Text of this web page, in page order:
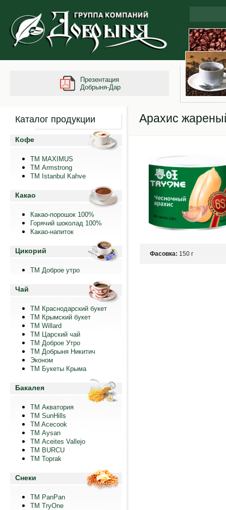
Презентация
Добрыня-Дар
Каталог продукции
Кофе
ТМ MAXIMUS
ТМ Armstrong
TM Istanbul Kahve
Какао
Какао-порошок 100%
Горячий шоколад 100%
Какао-напиток
Цикорий
ТМ Доброе утро
Чай
ТМ Краснодарский букет
ТМ Крымский букет
ТМ Willard
ТМ Царский чай
ТМ Доброе Утро
ТМ Добрыня Никитич
Эконом
ТМ Букеты Крыма
Бакалея
ТМ Акватория
ТМ SunHills
TM Acecook
ТМ Aysan
ТМ Aceites Vallejo
TM BURCU
TM Toprak
Снеки
TM PanPan
ТМ TryOne
Арахис
Фасовка: 150 г